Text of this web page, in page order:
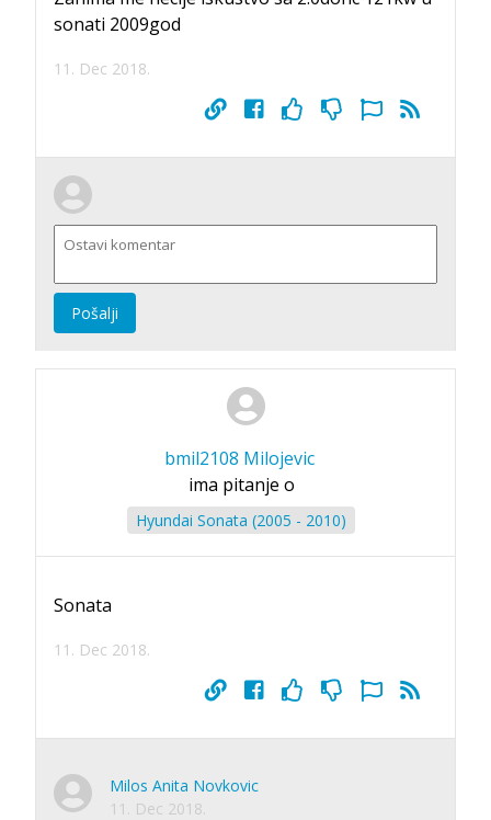
sonati 2009god
11. Dec 2018.
Pošalji
bmil2108 Milojevic
ima pitanje o
Hyundai Sonata (2005 - 2010)
Sonata
11. Dec 2018.
Milos Anita Novkovic
11. Dec 2018.